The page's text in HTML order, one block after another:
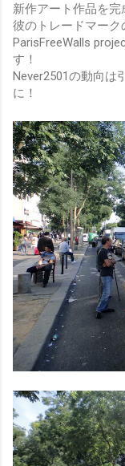
新作アート作品を完
彼のトレードマーク
ParisFreeWalls
す！
Never2501の動向は
に！